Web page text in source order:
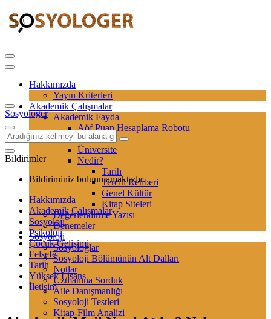
Hakkımızda
Yayın Kriterleri
Akademik Çalışmalar
Akademik Fayda
Aöf Puan Hesaplama Robotu
Sertifika
Üniversite
Nedir?
Tarih
Tercih Rehberi
Genel Kültür
Kitap Siteleri
Değerlendirme Yazısı
Denemeler
Sosyoloji
Sosyologlar
Sosyoloji Bölümünün Alt Dalları
Notlar
Uzmanına Sorduk
Aile Danışmanlığı
Sosyoloji Testleri
Kitap-Film Analizi
Sosyologer
Bildirimler
Bildiriminiz bulunmamaktadır.
Hakkımızda
Akademik Çalışmalar
Sosyoloji
Psikoloji
Çocuk Gelişimi
Felsefe
Tarih
Yüksek Lisans
İletişim